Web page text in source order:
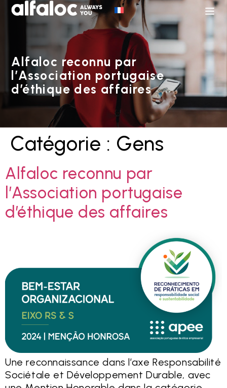
Alfaloc reconnu par
l’Association portugaise
d’éthique des affaires
Catégorie : Gens
Alfaloc reconnu par
l’Association portugaise
d’éthique des affaires
Une reconnaissance dans l’axe Responsabilité
Sociétale et Développement Durable, avec